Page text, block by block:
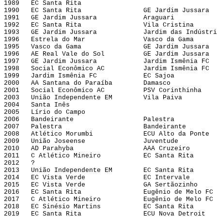
1989   EC Santa Rita
1990   EC Santa Rita                GE Jardim Jussara
1991   GE Jardim Jussara            Araguari
1992   EC Santa Rita                Vila Cristina
1993   GE Jardim Jussara            Jardim das
1996   Estrela do Mar               Vasco da Gama
1995   Vasco da Gama                GE Jardim Jussara
1996   AE Real Vale do Sol          GE Jardim Jussara
1997   GE Jardim Jussara            Jardim Ismênia FC
1998   Social Econômico AC          Jardim Ismênia FC
1999   Jardim Ismênia FC            EC Sajoa
2000   AA Santana do Paraíba        Damasco
2001   Social Econômico AC          PSV Corinthinha
2003   União Independente EM        Vila Paiva
2004   Santa Inês
2005   Lírio do Campo
2006   Bandeirante                  Palestra
2007   Palestra                     Bandeirante
2008   Atlético Morumbi             ECU Alto da Ponte
2009   União Joseense               Juventude
2010   AD Parahyba                  AAA Cruzeiro
2011   C Atlético Mineiro           EC Santa Rita
2012   ?
2013   União Independente EM        EC Santa Rita
2014   EC Vista Verde               EC Intervale
2015   EC Vista Verde               GA Sertãozinho
2016   EC Santa Rita                Eugênio de Melo FC
2017   C Atlético Mineiro           Eugênio de Melo FC
2018   EC Sinésio Martins           EC Santa Rita
2019   EC Santa Rita                ECU Nova Detroit